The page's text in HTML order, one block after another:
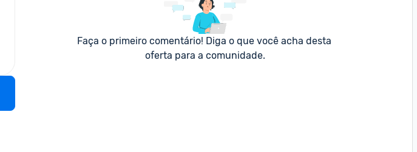
Faça o primeiro comentário! Diga o que você acha desta
oferta para a comunidade.